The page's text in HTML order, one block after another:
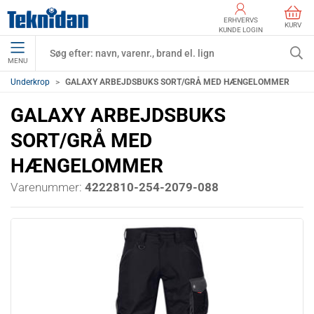
ERHVERVS
KUNDE LOGIN
KURV
MENU
Underkrop GALAXY ARBEJDSBUKS SORT/GRÅ MED HÆNGELOMMER
GALAXY ARBEJDSBUKS
SORT/GRÅ MED
HÆNGELOMMER
Varenummer: 4222810-254-2079-088